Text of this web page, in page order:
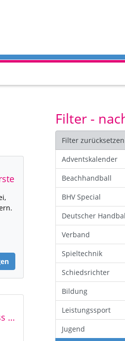
„Handball FAIRmittelt Softskills“ - Ein Prozess beginnt
Filter -
Filter zurücksetzen
Adventskalender
Beachhandball
BHV Special
Deutscher
Verband
Spieltechnik
Schiedsrichter
Bildung
Leistungssport
Jugend